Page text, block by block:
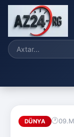
DÜNYA